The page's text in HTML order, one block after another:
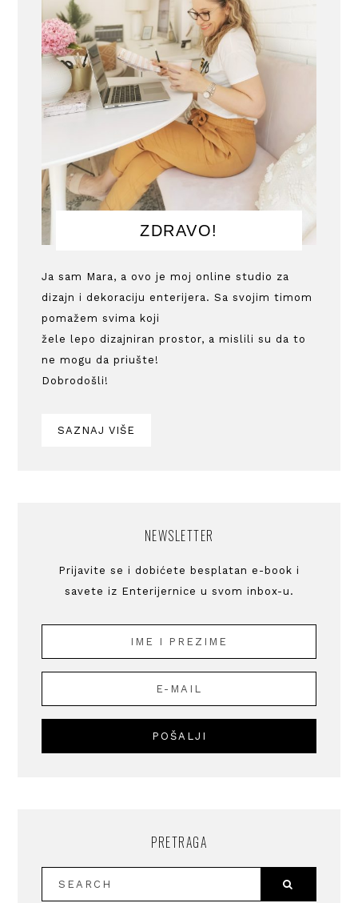
ZDRAVO!
Ja sam Mara, a ovo je moj online studio za
dizajn i dekoraciju enterijera. Sa svojim timom
pomažem svima koji
žele lepo dizajniran prostor, a mislili su da to
ne mogu da priušte!
Dobrodošli!
SAZNAJ VIŠE
NEWSLETTER
Prijavite se i dobićete besplatan e-book i
savete iz Enterijernice u svom inbox-u.
PRETRAGA